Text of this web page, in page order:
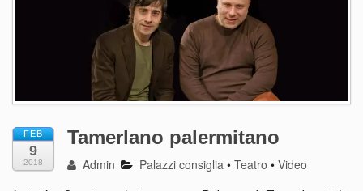
FEB
9
2018
Tamerlano palermitano
Admin Palazzi consiglia •Teatro •Video